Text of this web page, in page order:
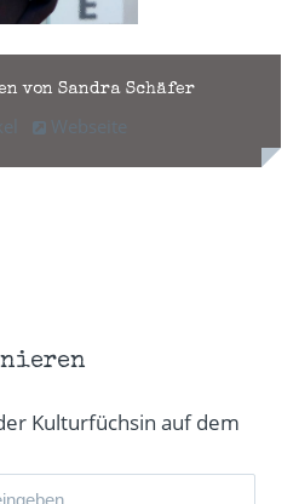
von Sandra Schäfer
Webseite
Kulturfüchsin auf dem